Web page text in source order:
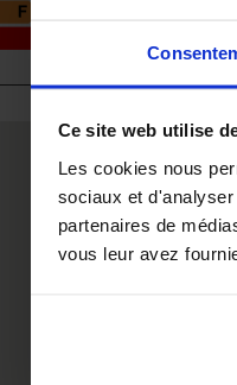
Ce site web utilise
Les cookies nous
sociaux et
partenaires de
vous leur avez